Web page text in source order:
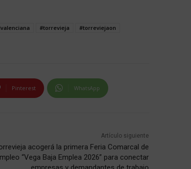
#torrevieja
#torreviejaon
Pinterest WhatsApp
Artículo siguiente
acogerá la primera Feria Comarcal de
“Vega Baja Emplea 2026” para conectar